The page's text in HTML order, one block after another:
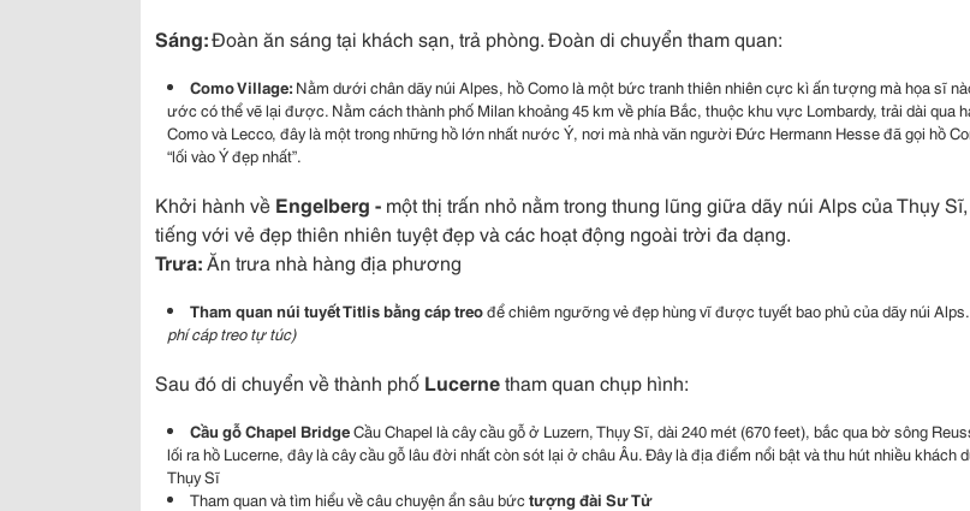
Sáng:Đoàn ăn sáng tại khách sạn, trả phòng. Đoàn di chuyển tham quan:
Como Village: Nằm dưới chân dãy núi Alpes, hồ Como là một bức tranh thiên nhiên cực kì ấn tượng mà họa sĩ
ước có thể vẽ lại được. Nằm cách thành phố Milan khoảng 45 km về phía Bắc, thuộc khu vực Lombardy, trải dài qua
Como và Lecco, đây là một trong những hồ lớn nhất nước Ý, nơi mà nhà văn người Đức Hermann Hesse đã gọi hồ
“lối vào Ý đẹp nhất”.
Khởi hành về Engelberg - một thị trấn nhỏ nằm trong thung lũng giữa dãy núi Alps của Thụy
tiếng với vẻ đẹp thiên nhiên tuyệt đẹp và các hoạt động ngoài trời đa dạng.
Trưa:Ăn trưa nhà hàng địa phương
Tham quan núi tuyết Titlis bằng cáp treođể chiêm ngưỡng vẻ đẹp hùng vĩ được tuyết bao phủ của dãy núi Alps.
phí cáp treo tự túc)
Sau đó di chuyển về thành phố Lucernetham quan chụp hình:
Cầu gỗ Chapel BridgeCầu Chapel là cây cầu gỗ ở Luzern, Thụy Sĩ, dài 240 mét (670 feet), bắc qua bờ sông
lối ra hồ Lucerne, đây là cây cầu gỗ lâu đời nhất còn sót lại ở châu Âu. Đây là địa điểm nổi bật và thu hút nhiều khách
Thụy Sĩ
Tham quan và tìm hiểu về câu chuyện ẩn sâu bức tượng đài Sư Tử